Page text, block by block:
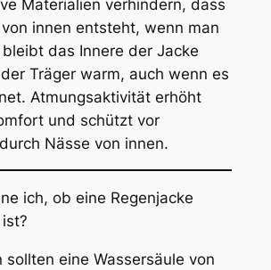
Materialien verhindern, dass
innen entsteht, wenn man
das Innere der Jacke
Träger warm, auch wenn es
Atmungsaktivität erhöht
und schützt vor
Nässe von innen.
ich, ob eine Regenjacke
sollten eine Wassersäule von